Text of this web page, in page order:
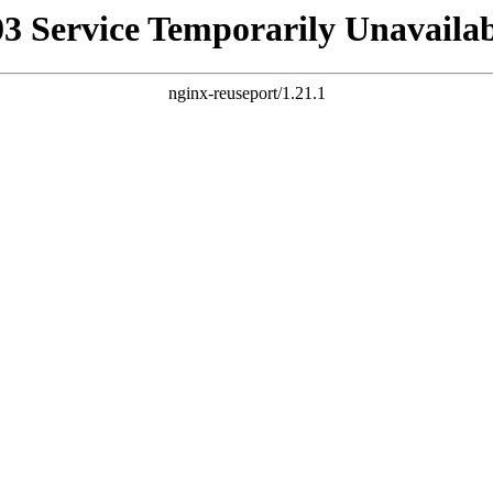
Service Temporarily
nginx-reuseport/1.21.1